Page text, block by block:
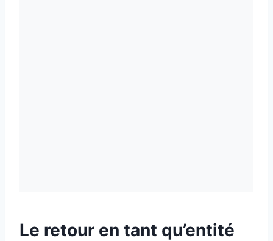
Le retour en tant qu’entité